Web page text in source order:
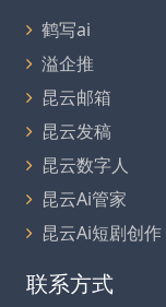
鹤写ai
溢企推
昆云邮箱
昆云发稿
昆云数字人
昆云Ai管家
昆云Ai短剧创作
联系方式